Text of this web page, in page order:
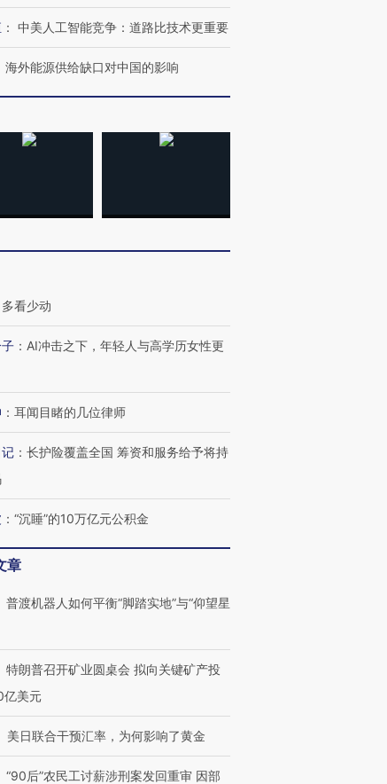
： 中美人工智能竞争：道路比技术更重要
海外能源供给缺口对中国的影响
多看少动
： AI冲击之下，年轻人与高学历女性更
： 耳闻目睹的几位律师
： 长护险覆盖全国 筹资和服务给予将持
： “沉睡”的10万亿元公积金
章
普渡机器人如何平衡“脚踏实地”与“仰望星
特朗普召开矿业圆桌会 拟向关键矿产投
亿美元
美日联合干预汇率，为何影响了黄金
“90后”农民工讨薪涉刑案发回重审 因部